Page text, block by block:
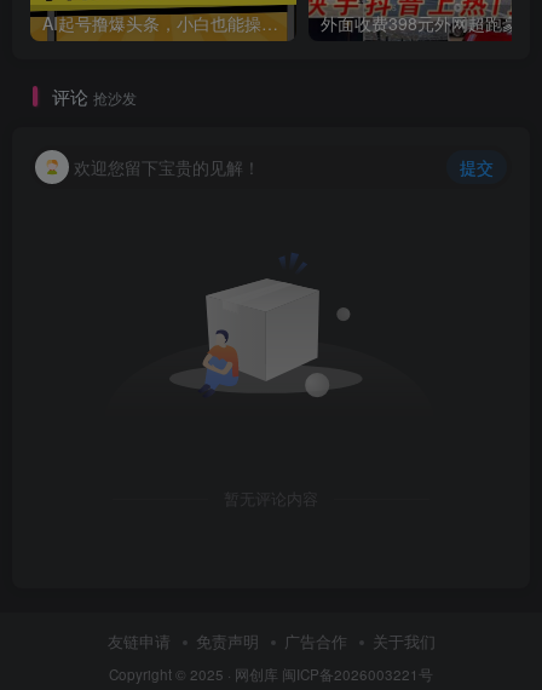
AI起号撸爆头条，小白也能操作，日入2000+
评论 抢沙发
欢迎您留下宝贵的见解！ 提交
暂无评论内容
友链申请 免责声明 广告合作 关于我们
Copyright © 2025 · 网创库 闽ICP备2026003221号